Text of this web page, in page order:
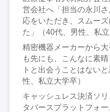
営会社へ「担当の永川
応をいただき、スムー
た」（40代、男性、私立
精密機器メーカーから
も先にも、こんなに素
トと出会うことはない
性、私立大学卒）
キャッシュレス決済ソ
タバースプラットフォ